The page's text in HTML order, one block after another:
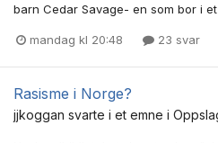
barn Cedar Savage- en som bor i
mandag kl 20:48 23 svar
Rasisme i Norge?
jjkoggan svarte i et emne i